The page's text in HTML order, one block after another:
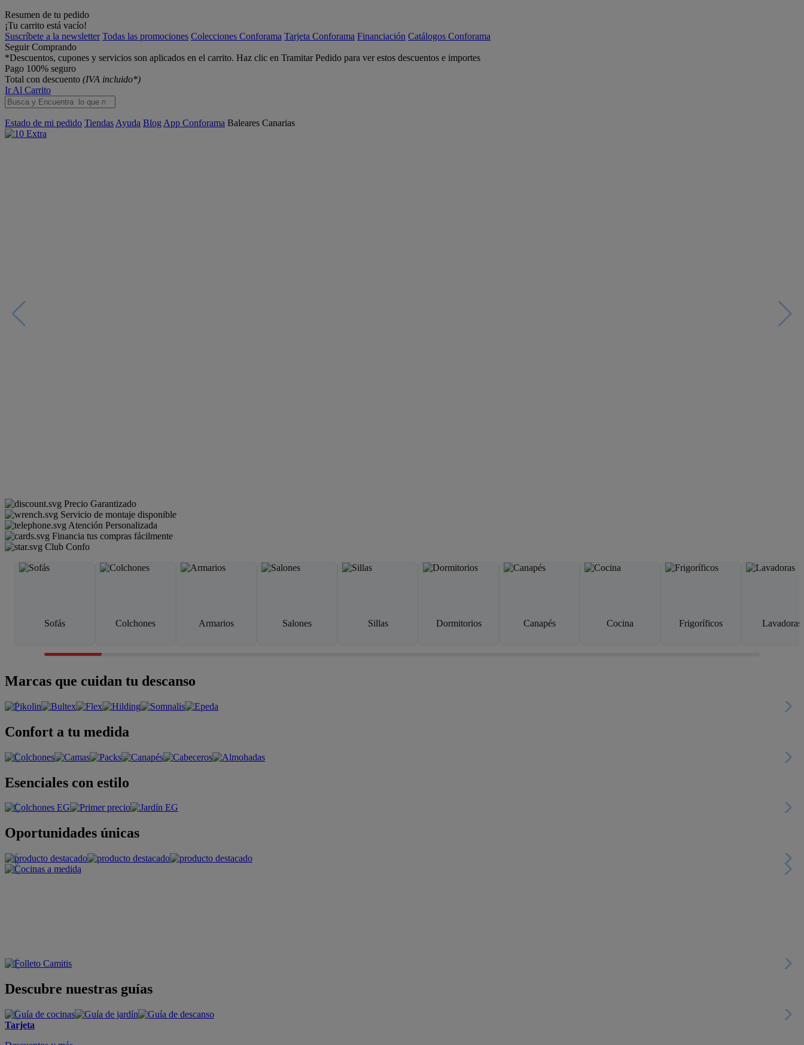
Resumen de tu pedido
¡Tu carrito está vacío!
Suscríbete a la newsletter Todas las promociones Colecciones Conforama Tarjeta Conforama Financiación Catálogos Conforama
Seguir Comprando
*Descuentos, cupones y servicios son aplicados en el carrito. Haz clic en Tramitar Pedido para ver estos descuentos e importes
Pago 100% seguro
Total con descuento (IVA incluido*)
Ir Al Carrito
Estado de mi pedido Tiendas Ayuda Blog App Conforama Baleares Canarias
Precio Garantizado
Servicio de montaje disponible
Atención Personalizada
Financia tus compras fácilmente
Club Confo
Sofás Colchones Armarios Salones Sillas Dormitorios Canapés Cocina Frigoríficos Lavadoras
Marcas que cuidan tu descanso
Confort a tu medida
Esenciales con estilo
Oportunidades únicas
Descubre nuestras guías
Tarjeta